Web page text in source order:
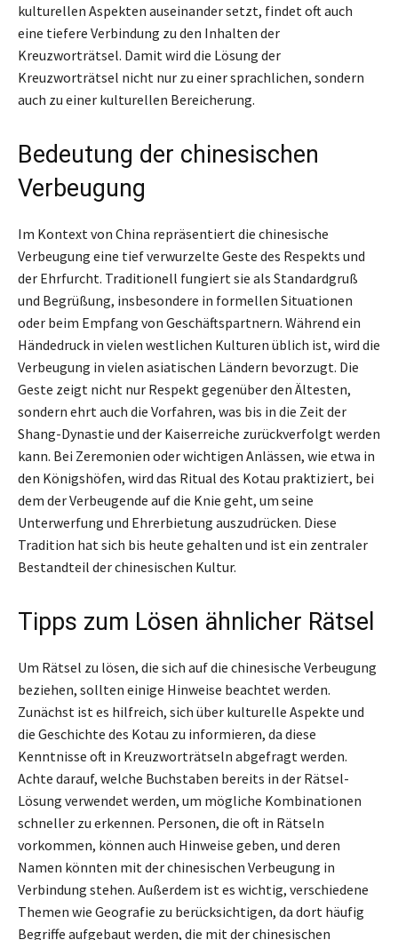
kulturellen Aspekten auseinander setzt, findet oft auch
eine tiefere Verbindung zu den Inhalten der
Kreuzworträtsel. Damit wird die Lösung der
Kreuzworträtsel nicht nur zu einer sprachlichen, sondern
auch zu einer kulturellen Bereicherung.
Bedeutung der chinesischen
Verbeugung
Im Kontext von China repräsentiert die chinesische
Verbeugung eine tief verwurzelte Geste des Respekts und
der Ehrfurcht. Traditionell fungiert sie als Standardgruß
und Begrüßung, insbesondere in formellen Situationen
oder beim Empfang von Geschäftspartnern. Während ein
Händedruck in vielen westlichen Kulturen üblich ist, wird die
Verbeugung in vielen asiatischen Ländern bevorzugt. Die
Geste zeigt nicht nur Respekt gegenüber den Ältesten,
sondern ehrt auch die Vorfahren, was bis in die Zeit der
Shang-Dynastie und der Kaiserreiche zurückverfolgt werden
kann. Bei Zeremonien oder wichtigen Anlässen, wie etwa in
den Königshöfen, wird das Ritual des Kotau praktiziert, bei
dem der Verbeugende auf die Knie geht, um seine
Unterwerfung und Ehrerbietung auszudrücken. Diese
Tradition hat sich bis heute gehalten und ist ein zentraler
Bestandteil der chinesischen Kultur.
Tipps zum Lösen ähnlicher Rätsel
Um Rätsel zu lösen, die sich auf die chinesische Verbeugung
beziehen, sollten einige Hinweise beachtet werden.
Zunächst ist es hilfreich, sich über kulturelle Aspekte und
die Geschichte des Kotau zu informieren, da diese
Kenntnisse oft in Kreuzworträtseln abgefragt werden.
Achte darauf, welche Buchstaben bereits in der Rätsel-
Lösung verwendet werden, um mögliche Kombinationen
schneller zu erkennen. Personen, die oft in Rätseln
vorkommen, können auch Hinweise geben, und deren
Namen könnten mit der chinesischen Verbeugung in
Verbindung stehen. Außerdem ist es wichtig, verschiedene
Themen wie Geografie zu berücksichtigen, da dort häufig
Begriffe aufgebaut werden, die mit der chinesischen